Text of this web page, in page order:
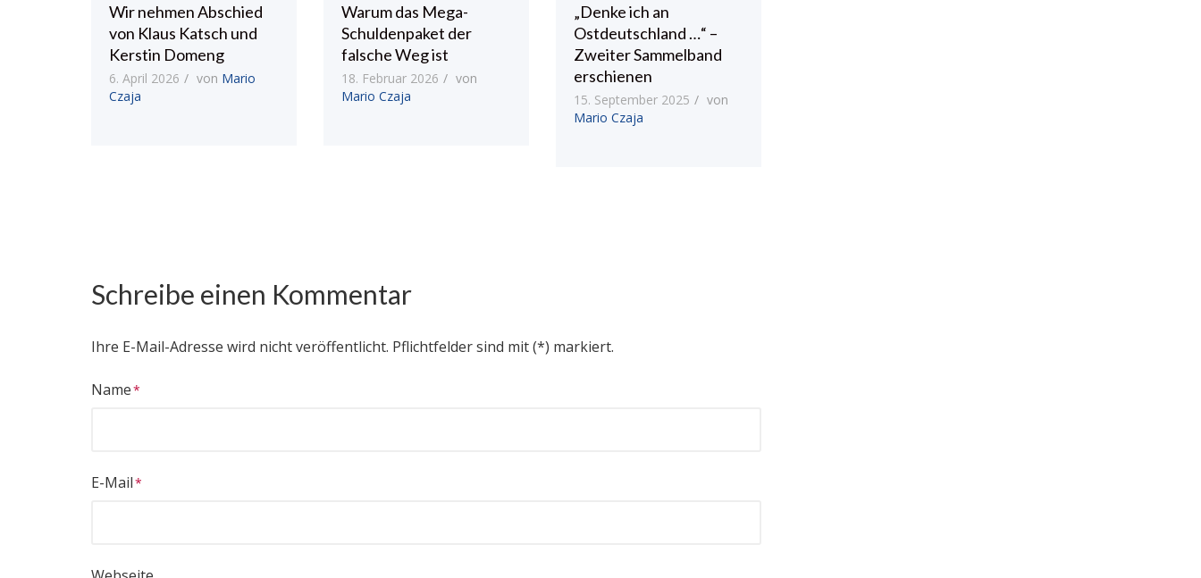
Wir nehmen Abschied
von Klaus Katsch und
Kerstin Domeng
6. April 2026 von Mario
Czaja
Warum das Mega-
Schuldenpaket der
falsche Weg ist
18. Februar 2026
von
Mario Czaja
„Denke ich an
Ostdeutschland …“ –
Zweiter Sammelband
erschienen
15. September 2025
von
Mario Czaja
Schreibe einen Kommentar
Ihre E-Mail-Adresse wird nicht veröffentlicht. Pflichtfelder sind mit (*) markiert.
Name
E-Mail